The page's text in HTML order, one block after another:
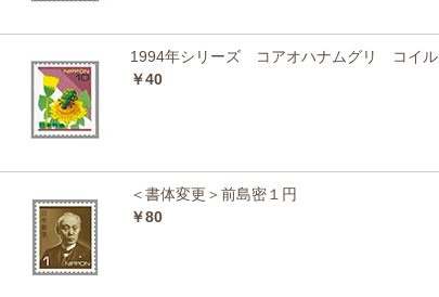
1994年シリーズ コアオハナムグリ コイル
￥40
＜書体変更＞前島密１円
￥80